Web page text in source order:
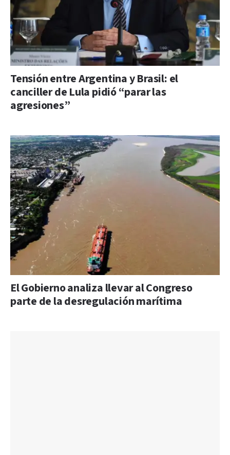
Tensión entre Argentina y Brasil: el
canciller de Lula pidió “parar las
agresiones”
El Gobierno analiza llevar al Congreso
parte de la desregulación marítima